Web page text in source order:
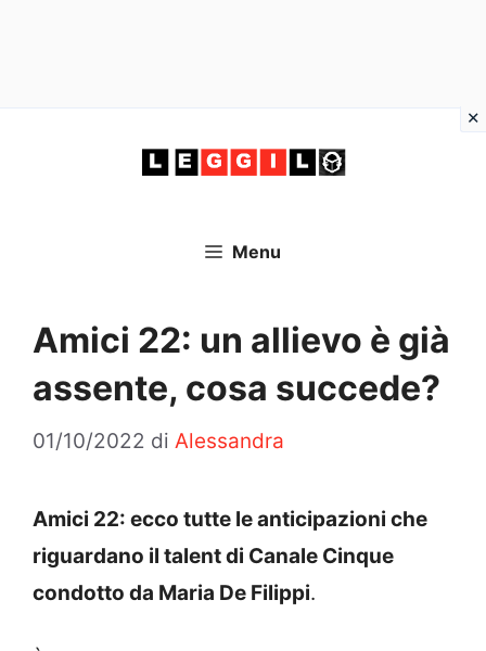
Menu
Amici 22: un allievo è già
assente, cosa succede?
01/10/2022 di Alessandra
Amici 22: ecco tutte le anticipazioni che
riguardano il talent di Canale Cinque
condotto da Maria De Filippi.